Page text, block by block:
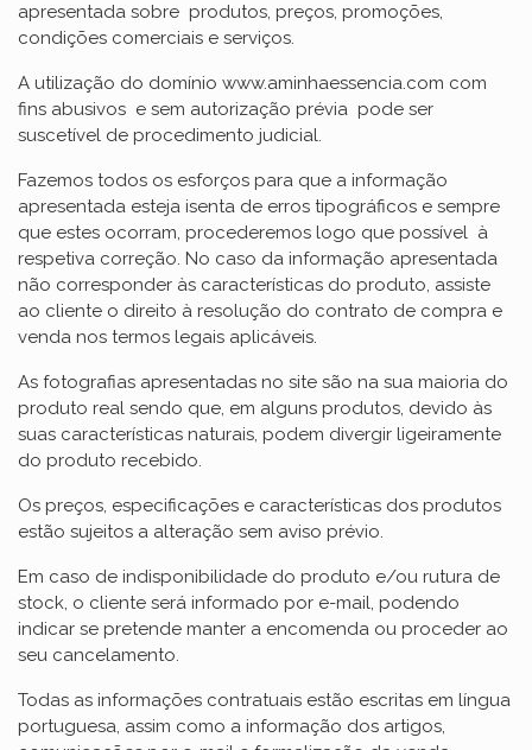
apresentada sobre produtos, preços, promoções,
condições comerciais e serviços.
A utilização do domínio www.aminhaessencia.com com
fins abusivos e sem autorização prévia pode ser
suscetível de procedimento judicial.
Fazemos todos os esforços para que a informação
apresentada esteja isenta de erros tipográficos e sempre
que estes ocorram, procederemos logo que possível à
respetiva correção. No caso da informação apresentada
não corresponder às características do produto, assiste
ao cliente o direito à resolução do contrato de compra e
venda nos termos legais aplicáveis.
As fotografias apresentadas no site são na sua maioria do
produto real sendo que, em alguns produtos, devido às
suas características naturais, podem divergir ligeiramente
do produto recebido.
Os preços, especificações e características dos produtos
estão sujeitos a alteração sem aviso prévio.
Em caso de indisponibilidade do produto e/ou rutura de
stock, o cliente será informado por e-mail, podendo
indicar se pretende manter a encomenda ou proceder ao
seu cancelamento.
Todas as informações contratuais estão escritas em língua
portuguesa, assim como a informação dos artigos,